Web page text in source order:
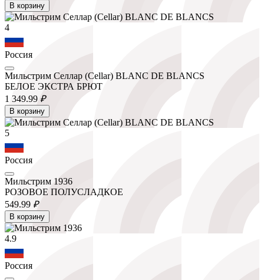
В корзину
4
Россия
Мильстрим Селлар (Cellar) BLANC DE BLANCS
БЕЛОЕ ЭКСТРА БРЮТ
1 349.99 ₽
В корзину
5
Россия
Мильстрим 1936
РОЗОВОЕ ПОЛУСЛАДКОЕ
549.99 ₽
В корзину
4.9
Россия